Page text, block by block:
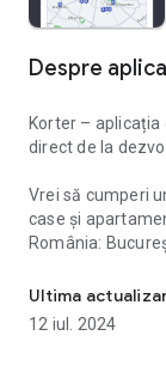
Despre
Korter –
direct de la
Vrei să cumperi
case și
România:
Pe Korter.ro
Ultima
12 iul. 2024